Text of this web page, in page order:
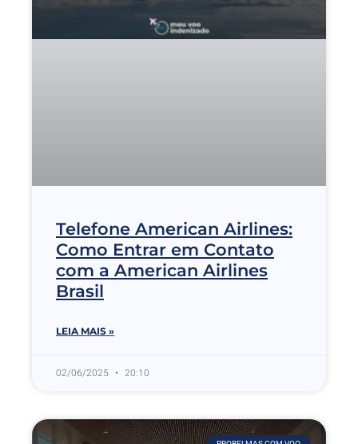
Telefone American Airlines:
Como Entrar em Contato
com a American Airlines
Brasil
LEIA MAIS »
02/06/2025 20:10